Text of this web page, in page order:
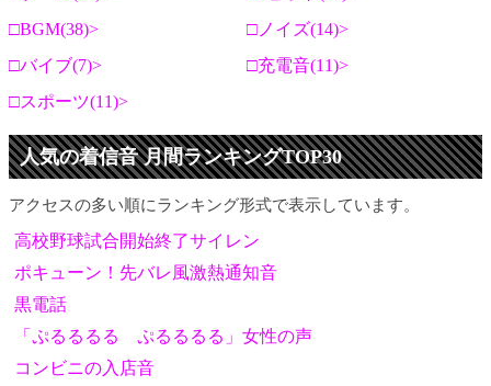
BGM(38)
ノイズ(14)
バイブ(7)
充電音(11)
スポーツ(11)
人気の着信音 月間ランキングTOP30
アクセスの多い順にランキング形式で表示しています。
高校野球試合開始終了サイレン
ポキューン！先バレ風激熱通知音
黒電話
「ぷるるるる ぷるるるる」女性の声
コンビニの入店音